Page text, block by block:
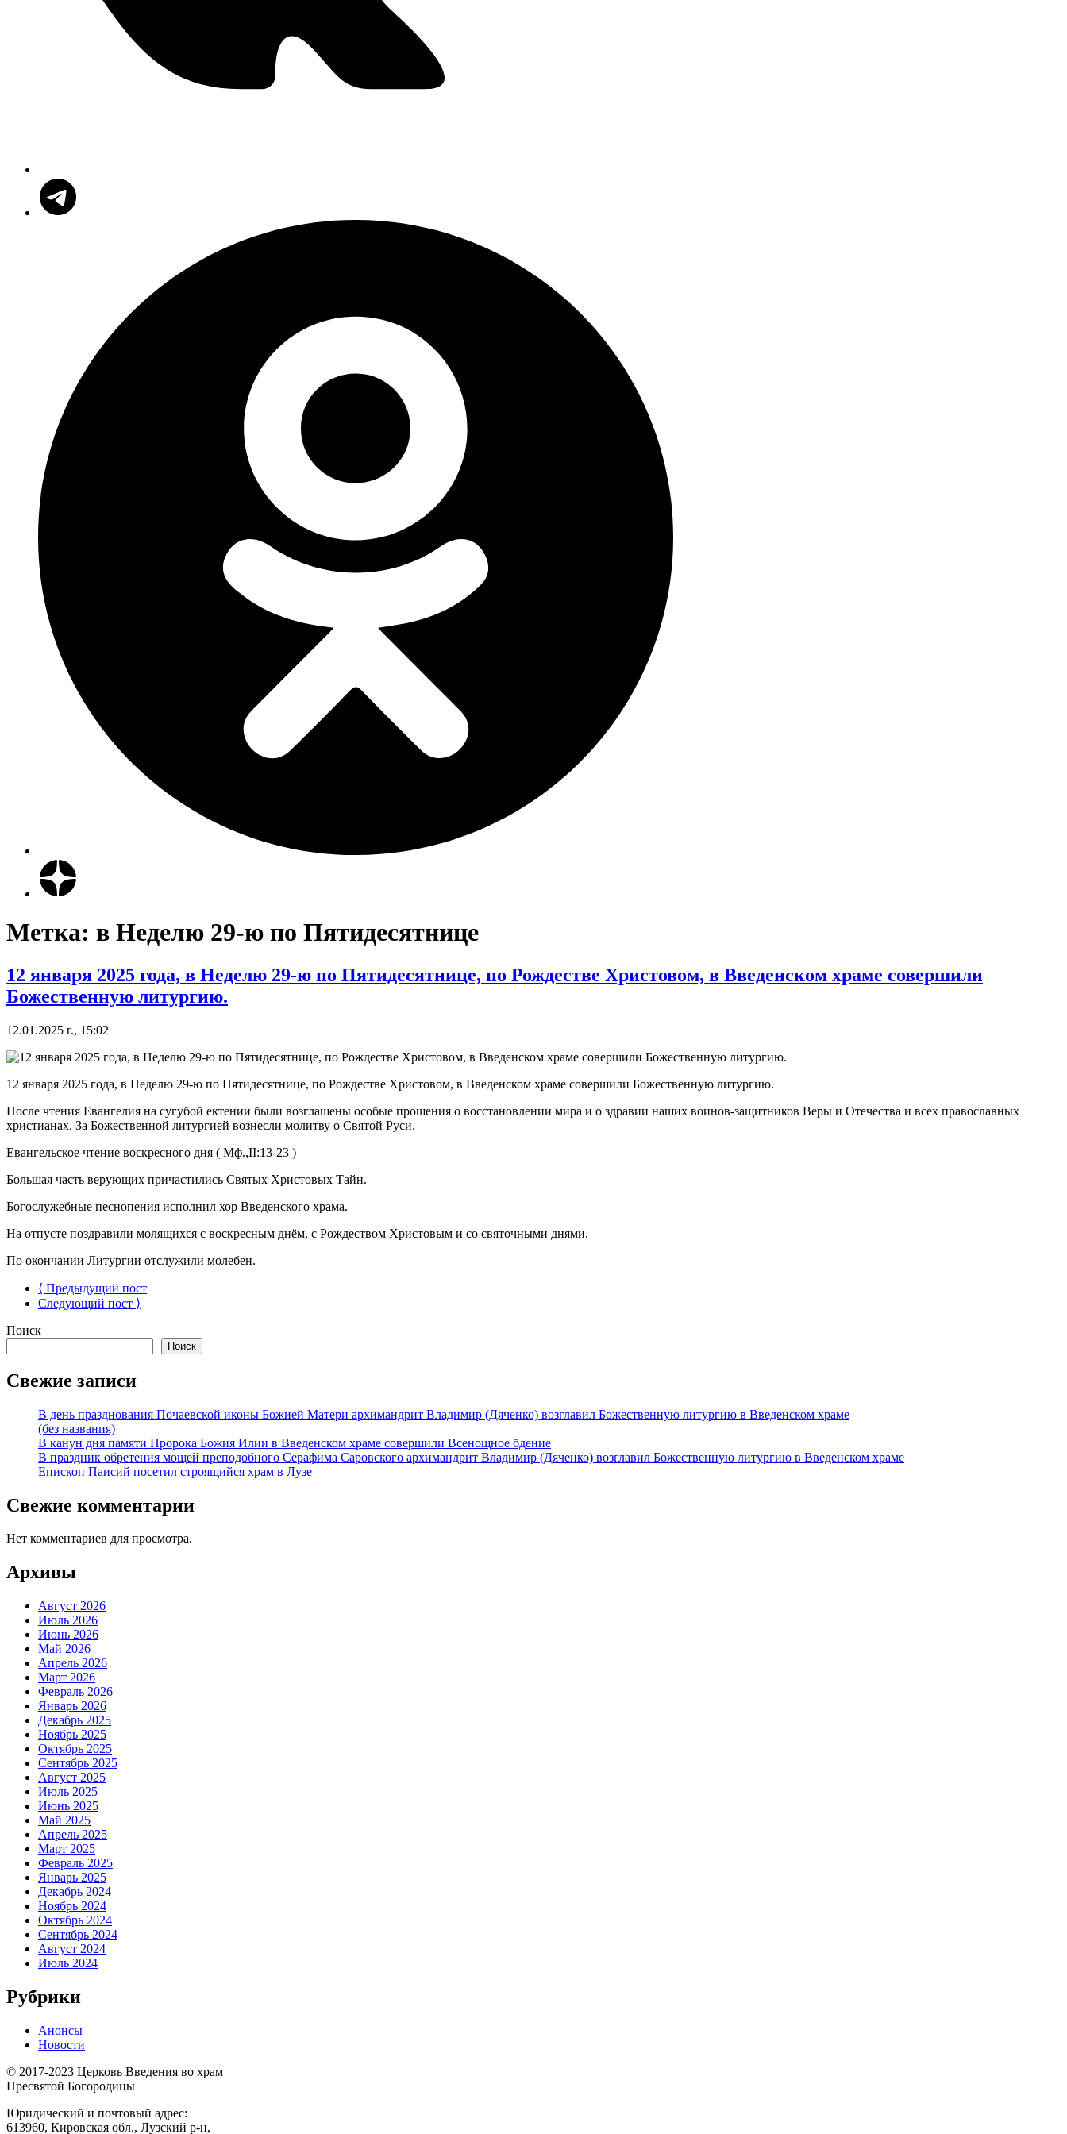
Метка: в Неделю 29-ю по Пятидесятнице
12 января 2025 года, в Неделю 29-ю по Пятидесятнице, по Рождестве Христовом, в Введенском храме совершили
Божественную литургию.
12.01.2025 г., 15:02
12 января 2025 года, в Неделю 29-ю по Пятидесятнице, по Рождестве Христовом, в Введенском храме совершили Божественную литургию.
После чтения Евангелия на сугубой ектении были возглашены особые прошения о восстановлении мира и о здравии наших воинов-защитников Веры и Отечества и всех православных
христианах. За Божественной литургией вознесли молитву о Святой Руси.
Евангельское чтение воскресного дня ( Мф.,II:13-23 )
Большая часть верующих причастились Святых Христовых Тайн.
Богослужебные песнопения исполнил хор Введенского храма.
На отпусте поздравили молящихся с воскресным днём, с Рождеством Христовым и со святочными днями.
По окончании Литургии отслужили молебен.
⟨ Предыдущий пост
Следующий пост ⟩
Поиск
Поиск
Свежие записи
В день празднования Почаевской иконы Божией Матери архимандрит Владимир (Дяченко) возглавил Божественную литургию в Введенском храме
(без названия)
В канун дня памяти Пророка Божия Илии в Введенском храме совершили Всенощное бдение
В праздник обретения мощей преподобного Серафима Саровского архимандрит Владимир (Дяченко) возглавил Божественную литургию в Введенском храме
Епископ Паисий посетил строящийся храм в Лузе
Свежие комментарии
Нет комментариев для просмотра.
Архивы
Август 2026
Июль 2026
Июнь 2026
Май 2026
Апрель 2026
Март 2026
Февраль 2026
Январь 2026
Декабрь 2025
Ноябрь 2025
Октябрь 2025
Сентябрь 2025
Август 2025
Июль 2025
Июнь 2025
Май 2025
Апрель 2025
Март 2025
Февраль 2025
Январь 2025
Декабрь 2024
Ноябрь 2024
Октябрь 2024
Сентябрь 2024
Август 2024
Июль 2024
Рубрики
Анонсы
Новости
© 2017-2023 Церковь Введения во храм
Пресвятой Богородицы
Юридический и почтовый адрес:
613960, Кировская обл., Лузский р-н,